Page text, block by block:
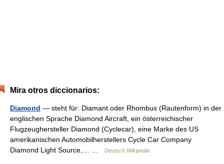
Mira otros diccionarios:
Diamond — steht für: Diamant oder Rhombus (Rautenform) in der
englischen Sprache Diamond Aircraft, ein österreichischer
Flugzeughersteller Diamond (Cyclecar), eine Marke des US
amerikanischen Automobilherstellers Cycle Car Company
Diamond Light Source,… …
Deutsch Wikipedia